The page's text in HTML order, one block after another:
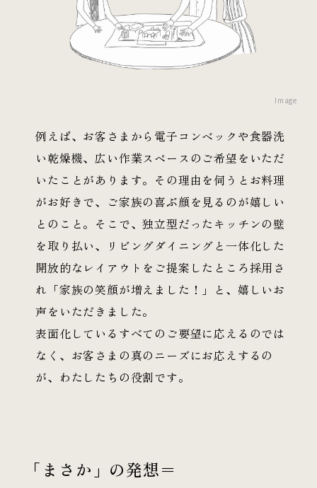
Image
例えば、お客さまから電子コンベックや食器洗
い乾燥機、広い作業スペースのご希望をいただ
いたことがあります。その理由を伺うとお料理
がお好きで、ご家族の喜ぶ顔を見るのが嬉しい
とのこと。そこで、独立型だったキッチンの壁
を取り払い、リビングダイニングと一体化した
開放的なレイアウトをご提案したところ採用さ
れ「家族の笑顔が増えました！」と、嬉しいお
声をいただきました。
表面化しているすべてのご要望に応えるのでは
なく、お客さまの真のニーズにお応えするの
が、わたしたちの役割です。
「まさか」の発想＝